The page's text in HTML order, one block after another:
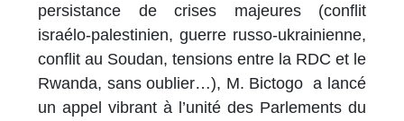
persistance de crises majeures (conflit
israélo-palestinien, guerre russo-ukrainienne,
conflit au Soudan, tensions entre la RDC et le
Rwanda, sans oublier…), M. Bictogo a lancé
un appel vibrant à l’unité des Parlements du